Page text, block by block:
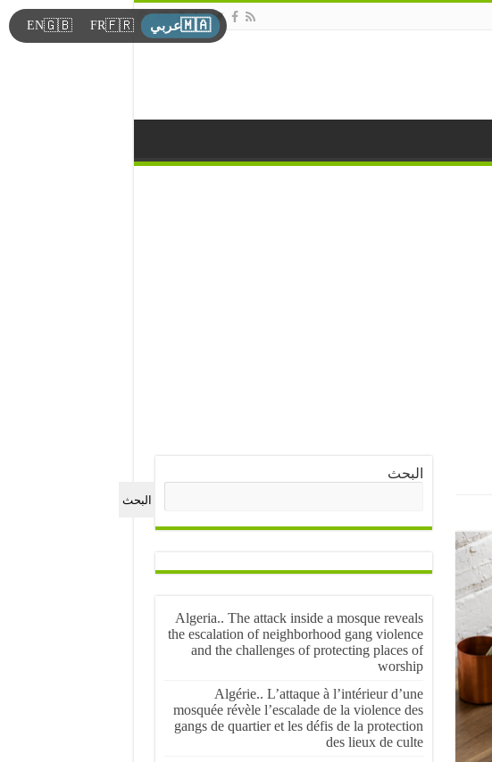
البحث
البحث
Algeria.. The attack inside a mosque reveals
the escalation of neighborhood gang violence
and the challenges of protecting places of
worship
Algérie.. L’attaque à l’intérieur d’une
mosquée révèle l’escalade de la violence des
gangs de quartier et les défis de la protection
des lieux de culte
🇲🇦عربي 🇫🇷
FR
🇬🇧
EN